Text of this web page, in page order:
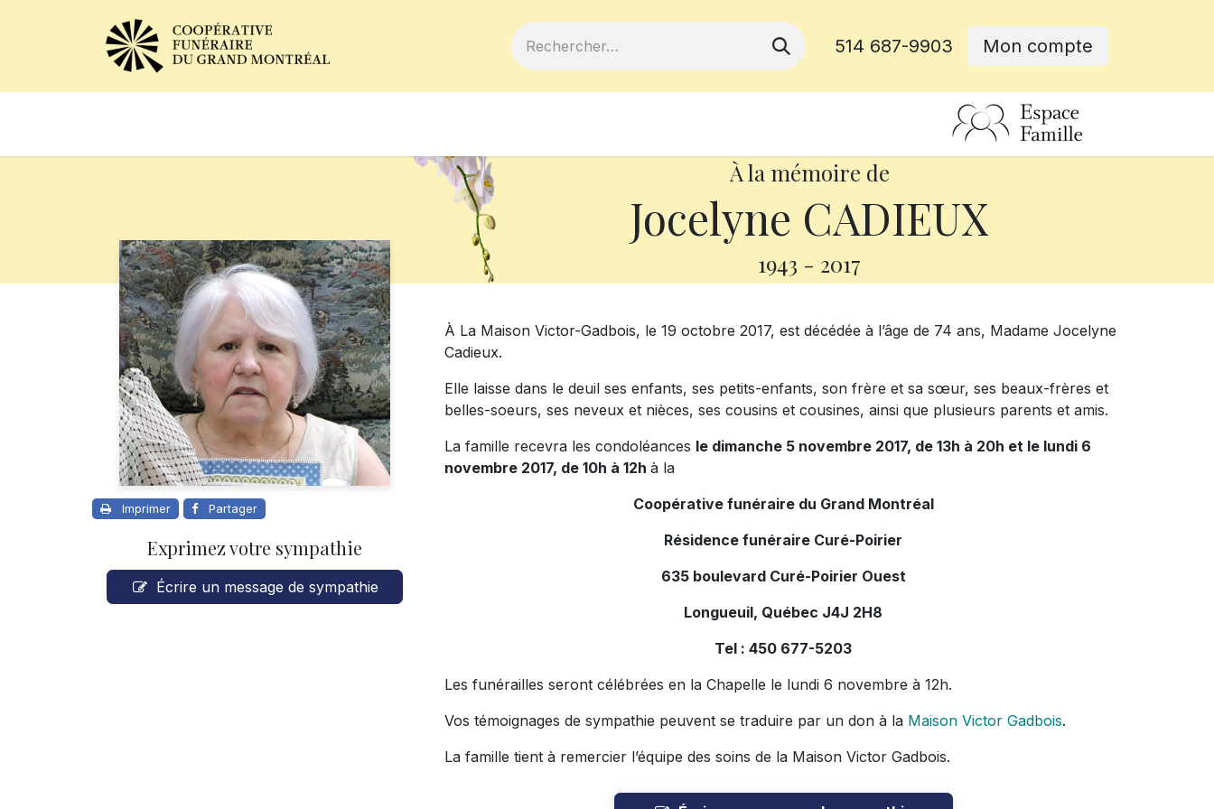
514 687-9903 Mon compte
À la mémoire de
Jocelyne CADIEUX
1943 - 2017
Imprimer Partager
Exprimez votre sympathie
Écrire un message de sympathie
À La Maison Victor-Gadbois, le 19 octobre 2017, est décédée à l’âge de 74 ans, Madame Jocelyne
Cadieux.
Elle laisse dans le deuil ses enfants, ses petits-enfants, son frère et sa sœur, ses beaux-frères et
belles-soeurs, ses neveux et nièces, ses cousins et cousines, ainsi que plusieurs parents et amis.
La famille recevra les condoléances le dimanche 5 novembre 2017, de 13h à 20h et le lundi 6
novembre 2017, de 10h à 12h à la
Coopérative funéraire du Grand Montréal
Résidence funéraire Curé-Poirier
635 boulevard Curé-Poirier Ouest
Longueuil, Québec J4J 2H8
Tel : 450 677-5203
Les funérailles seront célébrées en la Chapelle le lundi 6 novembre à 12h.
Vos témoignages de sympathie peuvent se traduire par un don à la Maison Victor Gadbois.
La famille tient à remercier l’équipe des soins de la Maison Victor Gadbois.